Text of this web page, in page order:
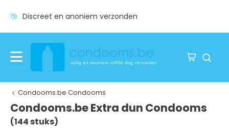
Discreet en anoniem verzonden
Condooms.be Condooms
Condooms.be Extra dun Condooms
(144 stuks)